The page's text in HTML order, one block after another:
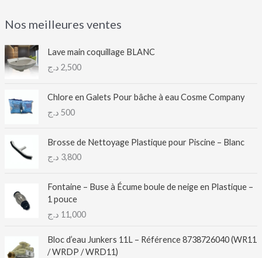
Nos meilleures ventes
Lave main coquillage BLANC
2,500 د.ج
Chlore en Galets Pour bâche à eau Cosme Company
500 د.ج
Brosse de Nettoyage Plastique pour Piscine – Blanc
3,800 د.ج
Fontaine – Buse à Écume boule de neige en Plastique –
1 pouce
11,000 د.ج
Bloc d’eau Junkers 11L – Référence 8738726040 (WR11
/ WRDP / WRD11)